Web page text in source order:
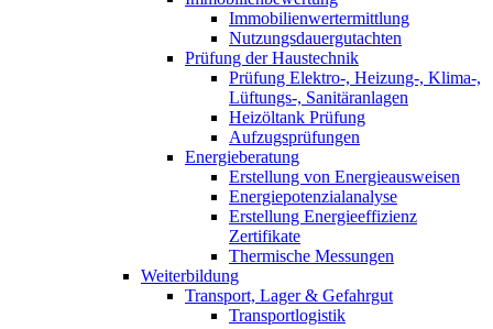
Immobilienwertermittlung
Nutzungsdauergutachten
Prüfung der Haustechnik
Prüfung Elektro-, Heizung-, Klima-,
Lüftungs-, Sanitäranlagen
Heizöltank Prüfung
Aufzugsprüfungen
Energieberatung
Erstellung von Energieausweisen
Energiepotenzialanalyse
Erstellung Energieeffizienz
Zertifikate
Thermische Messungen
Weiterbildung
Transport, Lager & Gefahrgut
Transportlogistik